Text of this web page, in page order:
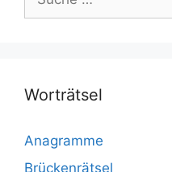
nach:
Worträtsel
Anagramme
Brückenrätsel